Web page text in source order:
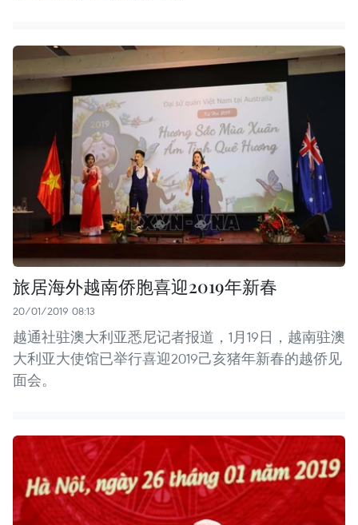
旅居海外越南侨胞喜迎2019年新春
20/01/2019 08:13
越通社驻澳大利亚悉尼记者报道，1月19日，越南驻澳
大利亚大使馆已举行喜迎2019己亥猪年新春的越侨见
面会。